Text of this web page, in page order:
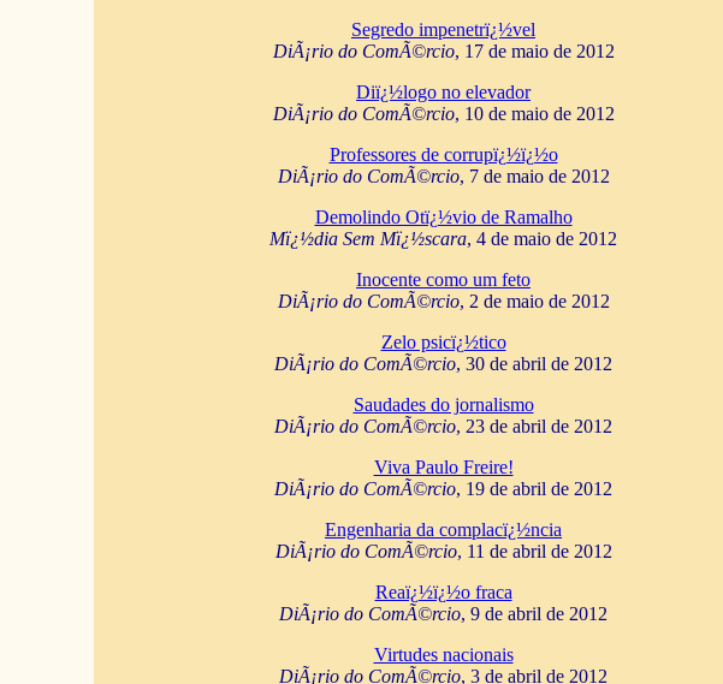
Segredo impenetrï¿½vel
DiÃ¡rio do ComÃ©rcio, 17 de maio de 2012
Diï¿½logo no elevador
DiÃ¡rio do ComÃ©rcio, 10 de maio de 2012
Professores de corrupï¿½ï¿½o
DiÃ¡rio do ComÃ©rcio, 7 de maio de 2012
Demolindo Otï¿½vio de Ramalho
Mï¿½dia Sem Mï¿½scara, 4 de maio de 2012
Inocente como um feto
DiÃ¡rio do ComÃ©rcio, 2 de maio de 2012
Zelo psicï¿½tico
DiÃ¡rio do ComÃ©rcio, 30 de abril de 2012
Saudades do jornalismo
DiÃ¡rio do ComÃ©rcio, 23 de abril de 2012
Viva Paulo Freire!
DiÃ¡rio do ComÃ©rcio, 19 de abril de 2012
Engenharia da complacï¿½ncia
DiÃ¡rio do ComÃ©rcio, 11 de abril de 2012
Reaï¿½ï¿½o fraca
DiÃ¡rio do ComÃ©rcio, 9 de abril de 2012
Virtudes nacionais
DiÃ¡rio do ComÃ©rcio, 3 de abril de 2012